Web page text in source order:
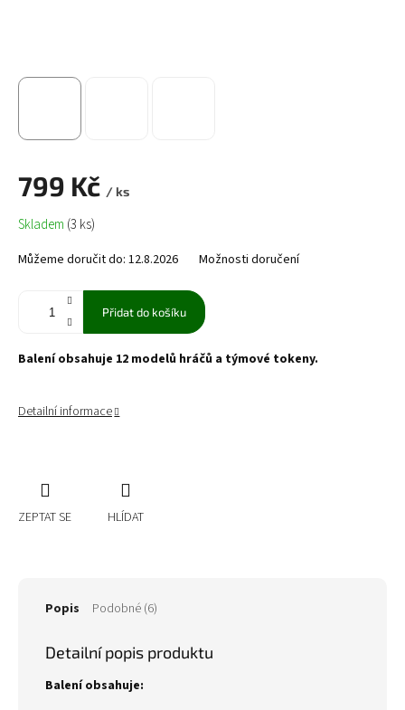
799 Kč / ks
Měrná
cena:
Skladem (3 ks)
Můžeme doručit do: 12.8.2026 Možnosti doručení
Přidat do košíku
Balení obsahuje 12 modelů hráčů a týmové tokeny.
Detailní informace
ZEPTAT SE HLÍDAT
Popis Podobné (6)
Detailní popis produktu
Balení obsahuje: